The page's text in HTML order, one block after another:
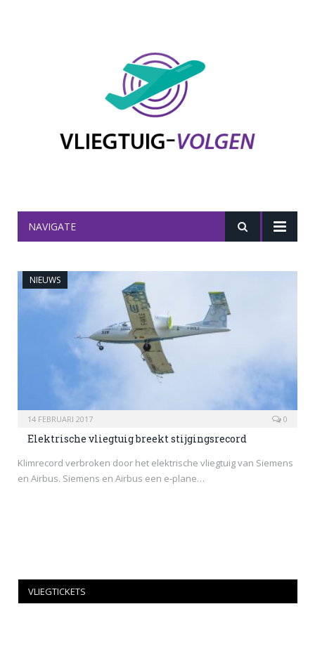
NAVIGATE
NIEUWS
14 FEBRUARI 2017 0
Elektrische vliegtuig breekt stijgingsrecord
Klimrecord verbroken door het elektrische vliegtuig van Siemens
en Airbus. Siemens en Airbus een e-plane…
VLIEGTICKETS